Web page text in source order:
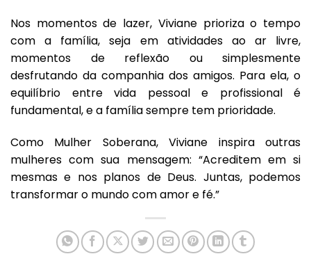
Nos momentos de lazer, Viviane prioriza o tempo
com a família, seja em atividades ao ar livre,
momentos de reflexão ou simplesmente
desfrutando da companhia dos amigos. Para ela, o
equilíbrio entre vida pessoal e profissional é
fundamental, e a família sempre tem prioridade.
Como Mulher Soberana, Viviane inspira outras
mulheres com sua mensagem: “Acreditem em si
mesmas e nos planos de Deus. Juntas, podemos
transformar o mundo com amor e fé.”